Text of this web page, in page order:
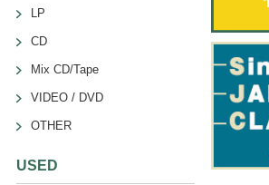
LP
CD
Mix CD/Tape
VIDEO / DVD
OTHER
USED